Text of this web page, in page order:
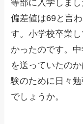
等部に入学しま
偏差値は69と言
す。小学校卒業
かったのです。
を送っていたの
験のために日々
でしょうか。